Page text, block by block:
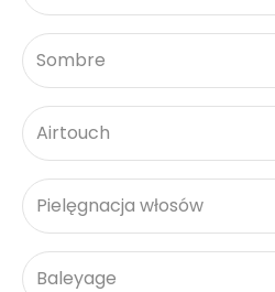
Sombre
Airtouch
Pielęgnacja włosów
Baleyage